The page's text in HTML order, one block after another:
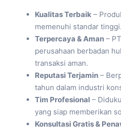
Kualitas Terbaik –
memenuhi standar tinggi.
Terpercaya & Aman –
perusahaan berbadan
transaksi aman.
Reputasi Terjamin –
tahun dalam industri
Tim Profesional –
yang siap memberikan
Konsultasi Gratis &